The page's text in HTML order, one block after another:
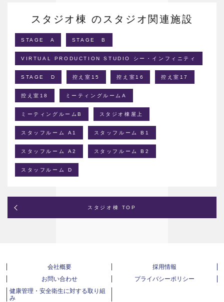
スタジオ棟 のスタジオ関連施設
STAGE A STAGE B
VIRTUAL PRODUCTION STUDIO シー・インフィニティ
STAGE D 控え室15 控え室16 控え室17
控え室18 ミーティングルームA
ミーティングルームB スタジオ棟屋上
スタッフルーム A1 スタッフルーム B1
スタッフルーム A2 スタッフルーム B2
スタッフルーム D
スタジオ棟 TOP
会社概要
採用情報
お問い合わせ
プライバシーポリシー
健康管理・安全衛生に対する取り組
み